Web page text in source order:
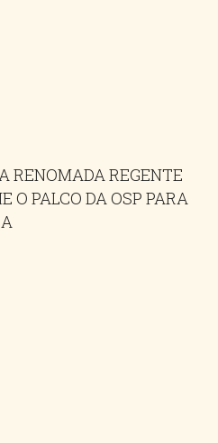
RENOMADA REGENTE
O PALCO DA OSP PARA